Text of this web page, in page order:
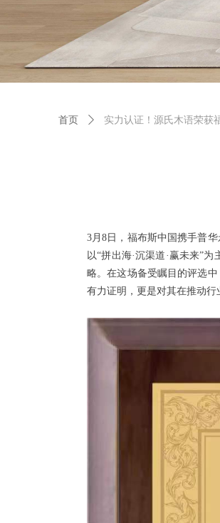
3月8日，福布斯中国携手普
以“拼出海·沉渠道·赢未来”
略。在这场备受瞩目的评选
有力证明，更是对其在推动行
首页 ꄲ 实力认证！源氏木语荣获